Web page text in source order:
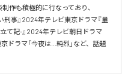
作も積極的に行なっており、
刑事』2024年テレビ東京ドラマ『量
て記-』2024年テレビ朝日ドラマ
ドラマ「今夜は…純烈」など、話題